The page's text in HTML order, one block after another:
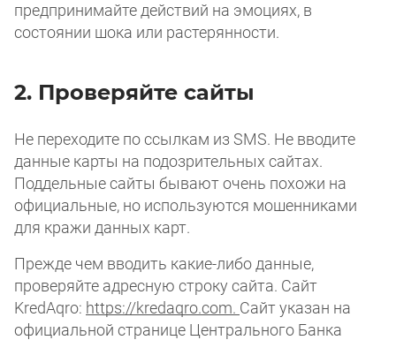
предпринимайте действий на эмоциях, в
состоянии шока или растерянности.
2. Проверяйте сайты
Не переходите по ссылкам из SMS. Не вводите
данные карты на подозрительных сайтах.
Поддельные сайты бывают очень похожи на
официальные, но используются мошенниками
для кражи данных карт.
Прежде чем вводить какие-либо данные,
проверяйте адресную строку сайта. Сайт
KredAqro: https://kredaqro.com. Сайт указан на
официальной странице Центрального Банка